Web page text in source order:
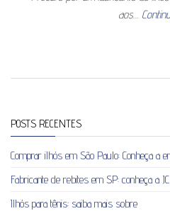
aos…
POSTS RECENTES
Comprar ilhós em São Paulo: Conheça a
Fabricante de rebites em SP: conheça a
Ilhós para tênis: saiba mais sobre